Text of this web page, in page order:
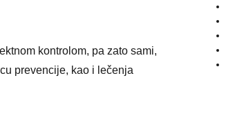
kontrolom, pa zato sami,
prevencije, kao i lečenja